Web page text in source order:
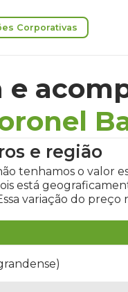
Corporativas
e
e região
tenhamos o valor
está
variação do preço